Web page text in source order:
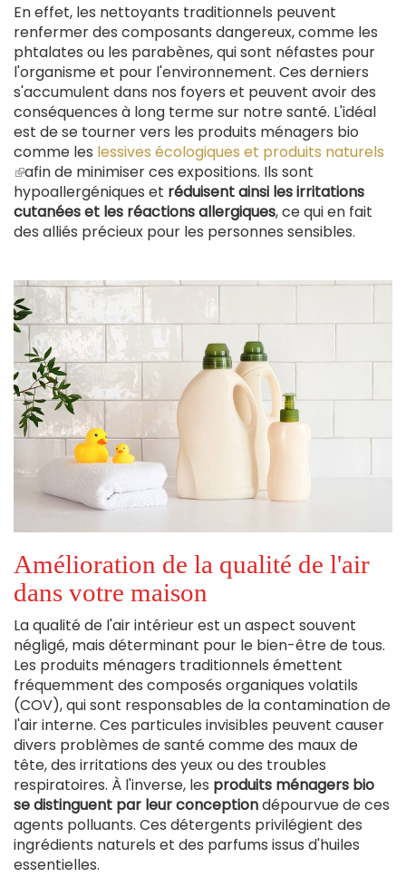
En effet, les nettoyants traditionnels peuvent
renfermer des composants dangereux, comme les
phtalates ou les parabènes, qui sont néfastes pour
l'organisme et pour l'environnement. Ces derniers
s'accumulent dans nos foyers et peuvent avoir des
conséquences à long terme sur notre santé. L'idéal
est de se tourner vers les produits ménagers bio
comme les lessives écologiques et produits naturels
(le
lien
est
externe)
afin de minimiser ces expositions. Ils sont
hypoallergéniques et réduisent ainsi les irritations
cutanées et les réactions allergiques, ce qui en fait
des alliés précieux pour les personnes sensibles.
Amélioration de la qualité de l'air
dans votre maison
La qualité de l'air intérieur est un aspect souvent
négligé, mais déterminant pour le bien-être de tous.
Les produits ménagers traditionnels émettent
fréquemment des composés organiques volatils
(COV), qui sont responsables de la contamination de
l'air interne. Ces particules invisibles peuvent causer
divers problèmes de santé comme des maux de
tête, des irritations des yeux ou des troubles
respiratoires. À l'inverse, les produits ménagers bio
se distinguent par leur conceptiondépourvue de ces
agents polluants. Ces détergents privilégient des
ingrédients naturels et des parfums issus d'huiles
essentielles.